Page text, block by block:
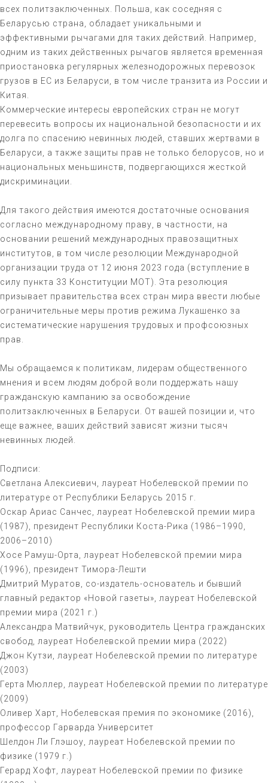
всех политзаключенных. Польша, как соседняя с
Беларусью страна, обладает уникальными и
эффективными рычагами для таких действий. Например,
одним из таких действенных рычагов является временная
приостановка регулярных железнодорожных перевозок
грузов в ЕС из Беларуси, в том числе транзита из России и
Китая.
Коммерческие интересы европейских стран не могут
перевесить вопросы их национальной безопасности и их
долга по спасению невинных людей, ставших жертвами в
Беларуси, а также защиты прав не только белорусов, но и
национальных меньшинств, подвергающихся жесткой
дискриминации.
Для такого действия имеются достаточные основания
согласно международному праву, в частности, на
основании решений международных правозащитных
институтов, в том числе резолюции Международной
организации труда от 12 июня 2023 года (вступление в
силу пункта 33 Конституции МОТ). Эта резолюция
призывает правительства всех стран мира ввести любые
ограничительные меры против режима Лукашенко за
систематические нарушения трудовых и профсоюзных
прав.
Мы обращаемся к политикам, лидерам общественного
мнения и всем людям доброй воли поддержать нашу
гражданскую кампанию за освобождение
политзаключенных в Беларуси. От вашей позиции и, что
еще важнее, ваших действий зависят жизни тысяч
невинных людей.
Подписи:
Светлана Алексиевич, лауреат Нобелевской премии по
литературе от Республики Беларусь 2015 г.
Оскар Ариас Санчес, лауреат Нобелевской премии мира
(1987), президент Республики Коста-Рика (1986–1990,
2006–2010)
Хосе Рамуш-Орта, лауреат Нобелевской премии мира
(1996), президент Тимора-Лешти
Дмитрий Муратов, со-издатель-основатель и бывший
главный редактор «Новой газеты», лауреат Нобелевской
премии мира (2021 г.)
Александра Матвийчук, руководитель Центра гражданских
свобод, лауреат Нобелевской премии мира (2022)
Джон Кутзи, лауреат Нобелевской премии по литературе
(2003)
Герта Мюллер, лауреат Нобелевской премии по литературе
(2009)
Оливер Харт, Нобелевская премия по экономике (2016),
профессор Гарварда Университет
Шелдон Ли Глэшоу, лауреат Нобелевской премии по
физике (1979 г.)
Герард Хофт, лауреат Нобелевской премии по физике